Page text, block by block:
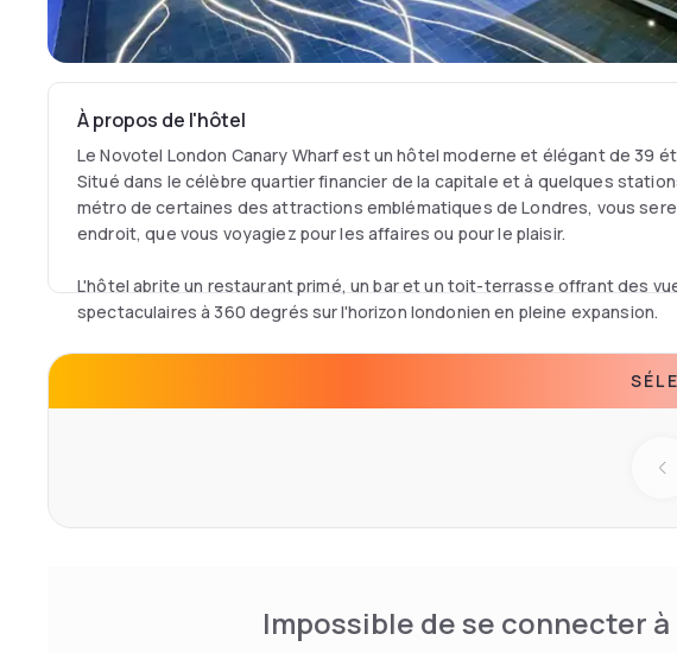
À propos de l'hôtel
Le Novotel London Canary Wharf est un hôtel moderne et élégant de 39
Situé dans le célèbre quartier financier de la capitale et à quelques
métro de certaines des attractions emblématiques de Londres, vous
endroit, que vous voyagiez pour les affaires ou pour le plaisir.
L'hôtel abrite un restaurant primé, un bar et un toit-terrasse offrant des
spectaculaires à 360 degrés sur l'horizon londonien en pleine expansion.
Impossible de se connecter